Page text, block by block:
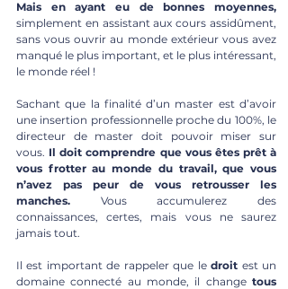
simplement en assistant aux cours assidûment,
sans vous ouvrir au monde extérieur vous avez
manqué le plus important, et le plus intéressant,
le monde réel !
Sachant que la finalité d’un master est d’avoir
une insertion professionnelle proche du 100%, le
directeur de master doit pouvoir miser sur
vous. Il doit comprendre que vous êtes prêt à
vous frotter au monde du travail, que vous
n’avez pas peur de vous retrousser les
manches. Vous accumulerez des
connaissances, certes, mais vous ne saurez
jamais tout.
Il est important de rappeler que le droit est un
domaine connecté au monde, il change tous